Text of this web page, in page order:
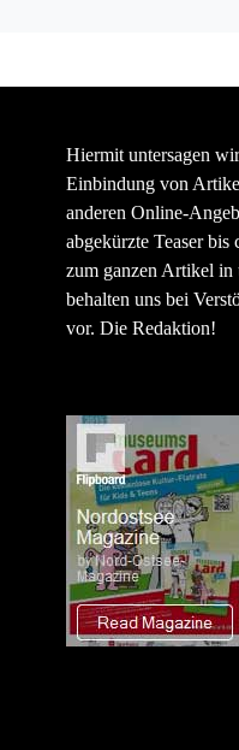
Hiermit untersagen
Einbindung von
anderen Online-
abgekürzte Teaser
zum ganzen Artikel in
behalten uns bei
vor. Die Redaktion!